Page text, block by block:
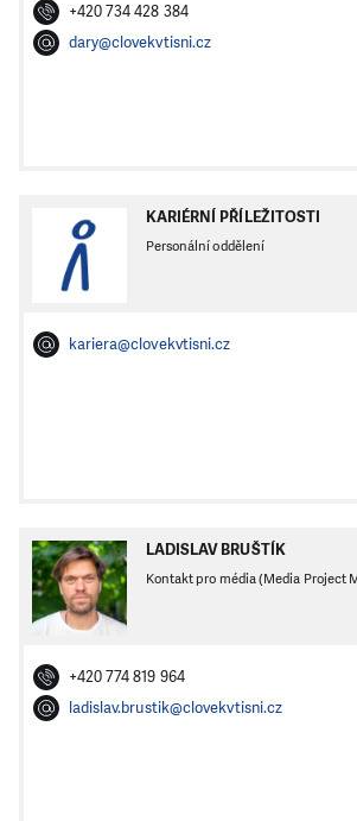
+420 734 428 384
dary@clovekvtisni.cz
KARIÉRNÍ PŘÍLEŽITOSTI
Personální oddělení
kariera@clovekvtisni.cz
LADISLAV BRUŠTÍK
Kontakt pro média (Media Project
+420 774 819 964
ladislav.brustik@clovekvtisni.cz